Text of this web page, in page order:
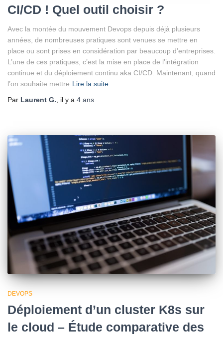
CI/CD ! Quel outil choisir ?
Avec la montée du mouvement Devops depuis déjà plusieurs
années, de nombreuses pratiques sont venues se mettre en
place ou sont prises en considération par beaucoup d’entreprises.
L’une de ces pratiques, c’est la mise en place de l’intégration
continue et du déploiement continu aka CI/CD. Maintenant, quand
l’on souhaite mettre Lire la suite
Par Laurent G., il y a 4 ans
DEVOPS
Déploiement d’un cluster K8s sur
le cloud – Étude comparative des